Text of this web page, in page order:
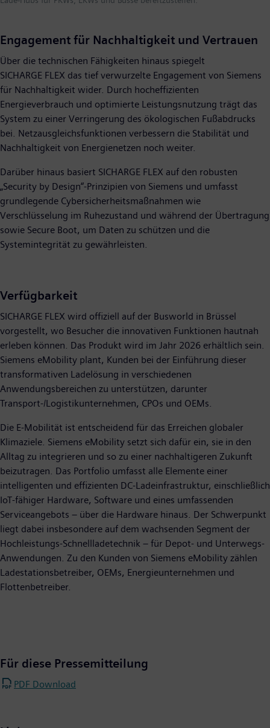
Engagement für Nachhaltigkeit und Vertrauen
Über die technischen Fähigkeiten hinaus spiegelt
SICHARGE FLEX das tief verwurzelte Engagement von Siemens
für Nachhaltigkeit wider. Durch hocheffizienten
Energieverbrauch und optimierte Leistungsnutzung trägt das
System zu einer Verringerung des ökologischen Fußabdrucks
bei. Netzausgleichsfunktionen verbessern die Stabilität und
Nachhaltigkeit von Energienetzen noch weiter.
Darüber hinaus basiert SICHARGE FLEX auf den robusten
„Security by Design“-Prinzipien von Siemens und umfasst
grundlegende Cybersicherheitsmaßnahmen wie
Verschlüsselung im Ruhezustand und während der Übertragung
sowie Secure Boot, um Daten zu schützen und die
Systemintegrität zu gewährleisten.
Verfügbarkeit
SICHARGE FLEX wird offiziell auf der Busworld in Brüssel
vorgestellt, wo Besucher die innovativen Funktionen hautnah
erleben können. Das Produkt wird im Jahr 2026 erhältlich sein.
Siemens eMobility plant, Kunden bei der Einführung dieser
transformativen Ladelösung in verschiedenen
Anwendungsbereichen zu unterstützen, darunter
Transport-/Logistikunternehmen, CPOs und OEMs.
Die E-Mobilität ist entscheidend für das Erreichen globaler
Klimaziele. Siemens eMobility setzt sich dafür ein, sie in den
Alltag zu integrieren und so zu einer nachhaltigeren Zukunft
beizutragen. Das Portfolio umfasst alle Elemente einer
intelligenten und effizienten DC-Ladeinfrastruktur, einschließlich
IoT-fähiger Hardware, Software und eines umfassenden
Serviceangebots – über die Hardware hinaus. Der Schwerpunkt
liegt dabei insbesondere auf dem wachsenden Segment der
Hochleistungs-Schnellladetechnik – für Depot- und Unterwegs-
Anwendungen. Zu den Kunden von Siemens eMobility zählen
Ladestationsbetreiber, OEMs, Energieunternehmen und
Flottenbetreiber.
Für diese Pressemitteilung
PDF Download